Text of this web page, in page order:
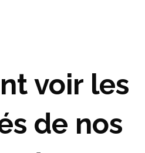
voir les
de nos